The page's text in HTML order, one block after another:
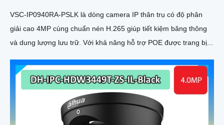
VSC-IP0940RA-PSLK là dòng camera IP thân trụ có độ phân
giải cao 4MP cùng chuẩn nén H.265 giúp tiết kiệm băng thông
và dung lượng lưu trữ. Với khả năng hỗ trợ POE được trang bị...